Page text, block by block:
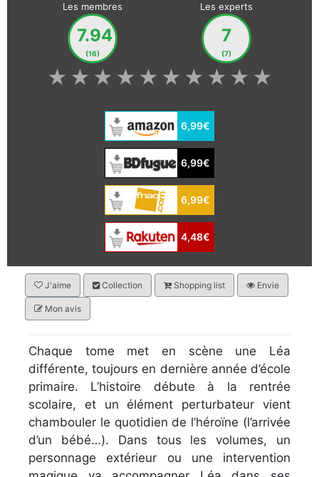
Les membres
7.94
(16)
Les experts
7
(7)
★
★
★
★
★
★
★
★
★
★
6,99€
6,99€
6,99€
4,48€
J'aime Collection Shopping list Envie
Mon avis
Chaque tome met en scène une Léa
différente, toujours en dernière année d’école
primaire. L’histoire débute à la rentrée
scolaire, et un élément perturbateur vient
chambouler le quotidien de l’héroïne (l’arrivée
d’un bébé…). Dans tous les volumes, un
personnage extérieur ou une intervention